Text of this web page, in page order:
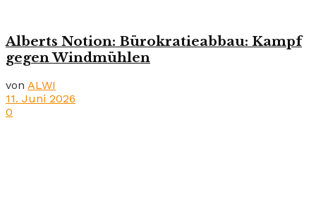
Alberts Notion: Bürokratieabbau: Kampf
gegen Windmühlen
von ALWI
11. Juni 2026
0